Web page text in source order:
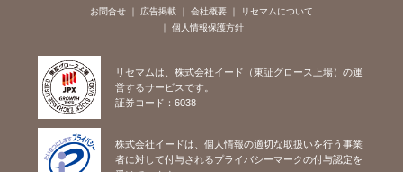
お問合せ 広告掲載 会社概要
リセマムについて
個人情報保護方針
リセマムは、株式会社イード（東証グロース上場）の運
営するサービスです。
証券コード：6038
株式会社イードは、個人情報の適切な取扱いを行う事業
者に対して付与されるプライバシーマークの付与認定を